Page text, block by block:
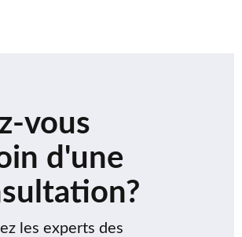
vous
d'une
les experts des